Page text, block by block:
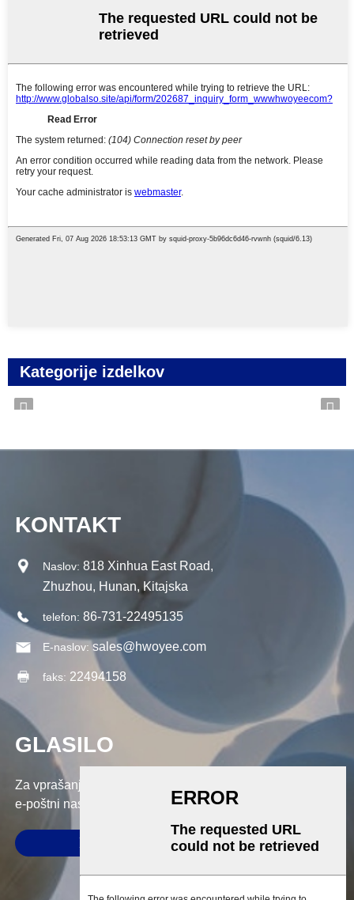
Kategorije izdelkov
KONTAKT
Naslov: 818 Xinhua East Road,
Zhuzhou, Hunan, Kitajska
telefon: 86-731-22495135
E-naslov: sales@hwoyee.com
faks: 22494158
GLASILO
Za vprašanja o naših izdelkih ali ceniku nam pustite svoj
e-poštni naslov in kontaktirali vas bomo v 24 urah.
POŠLJI